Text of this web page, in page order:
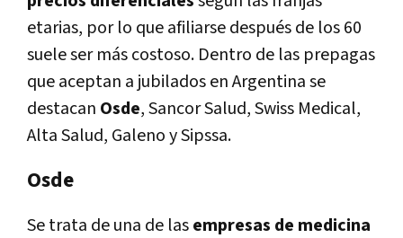
etarias, por lo que afiliarse después de los 60
suele ser más costoso. Dentro de las prepagas
que aceptan a jubilados en Argentina se
destacan Osde, Sancor Salud, Swiss Medical,
Alta Salud, Galeno y Sipssa.
Osde
Se trata de una de lasempresas de medicina